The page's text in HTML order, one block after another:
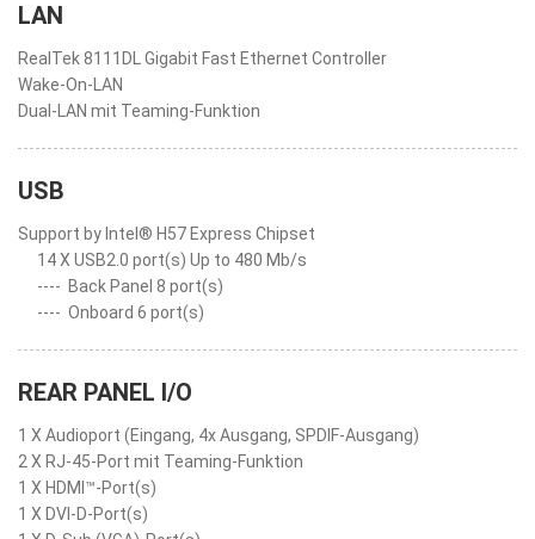
LAN
RealTek 8111DL Gigabit Fast Ethernet Controller
Wake-On-LAN
Dual-LAN mit Teaming-Funktion
USB
Support by Intel® H57 Express Chipset
14 X USB2.0 port(s) Up to 480 Mb/s
---- Back Panel 8 port(s)
---- Onboard 6 port(s)
REAR PANEL I/O
1 X Audioport (Eingang, 4x Ausgang, SPDIF-Ausgang)
2 X RJ-45-Port mit Teaming-Funktion
1 X HDMI™-Port(s)
1 X DVI-D-Port(s)